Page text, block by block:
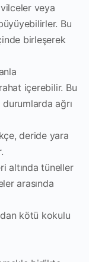
veya
Bu
birleşerek
içerebilir. Bu
durumlarda ağrı
deride yara
altında tüneller
arasında
kötü kokulu